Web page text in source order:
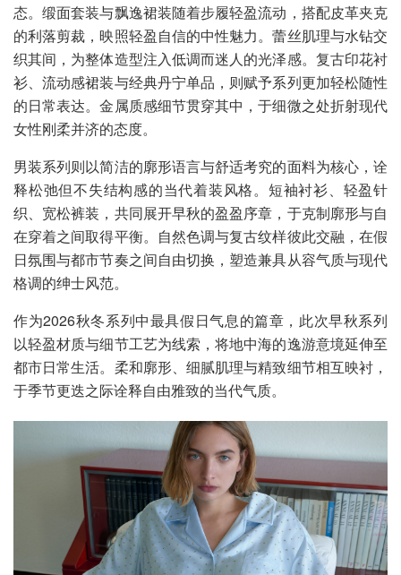
态。缎面套装与飘逸裙装随着步履轻盈流动，搭配皮革夹克
的利落剪裁，映照轻盈自信的中性魅力。蕾丝肌理与水钻交
织其间，为整体造型注入低调而迷人的光泽感。复古印花衬
衫、流动感裙装与经典丹宁单品，则赋予系列更加轻松随性
的日常表达。金属质感细节贯穿其中，于细微之处折射现代
女性刚柔并济的态度。
男装系列则以简洁的廓形语言与舒适考究的面料为核心，诠
释松弛但不失结构感的当代着装风格。短袖衬衫、轻盈针
织、宽松裤装，共同展开早秋的盈盈序章，于克制廓形与自
在穿着之间取得平衡。自然色调与复古纹样彼此交融，在假
日氛围与都市节奏之间自由切换，塑造兼具从容气质与现代
格调的绅士风范。
作为2026秋冬系列中最具假日气息的篇章，此次早秋系列
以轻盈材质与细节工艺为线索，将地中海的逸游意境延伸至
都市日常生活。柔和廓形、细腻肌理与精致细节相互映衬，
于季节更迭之际诠释自由雅致的当代气质。